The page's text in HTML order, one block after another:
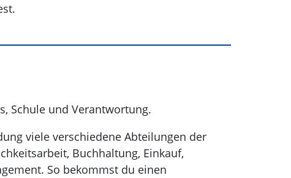
Schule und Verantwortung.
viele verschiedene Abteilungen der
Buchhaltung, Einkauf,
So bekommst du einen